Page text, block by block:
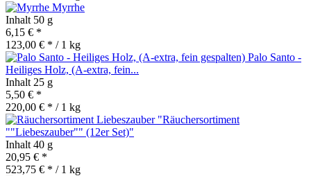
Myrrhe
Inhalt 50 g
6,15 € *
123,00 € * / 1 kg
Palo Santo -
Heiliges Holz, (A-extra, fein...
Inhalt 25 g
5,50 € *
220,00 € * / 1 kg
"Räuchersortiment
""Liebeszauber"" (12er Set)"
Inhalt 40 g
20,95 € *
523,75 € * / 1 kg